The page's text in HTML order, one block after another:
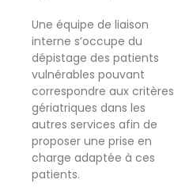
Une équipe de liaison
interne s’occupe du
dépistage des patients
vulnérables pouvant
correspondre aux critères
gériatriques dans les
autres services afin de
proposer une prise en
charge adaptée à ces
patients.